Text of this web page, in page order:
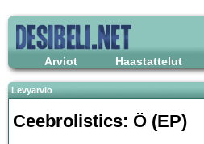
Arviot Haastattelut
Levyarvio
Ceebrolistics: Ö (EP)